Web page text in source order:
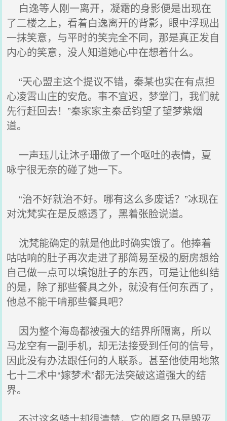
白逸等人刚一离开，凝霜的身影便是出现在
了二楼之上，看着白逸离开的背影，眼中浮现出
一抹笑意，与平时的笑完全不同，那是真正发自
内心的笑意，没人知道她心中在想着什么。
“天心盟主这个提议不错，秦某也实在有点担
心凌霄山庄的安危。事不宜迟，梦掌门，我们就
先行赶回去！”秦家家主秦岳钧望了望梦紫烟
道。
一声珏儿让沐子珊做了一个呕吐的表情，夏
咏宁很无奈的碰了她一下。
“治不好就治不好。哪有这么多废话？”冰现在
对沈梵实在是反感透了，黑着张脸说道。
沈梵能确定的就是他此时确实饿了。他捧着
咕咕响的肚子再次走进了那简易至极的厨房想给
自己做一点可以填饱肚子的东西，可是让他纠结
的是，除了那些餐具之外，就没有任何东西了，
他总不能干啃那些餐具吧？
因为整个海岛都被强大的结界所隔离，所以
马龙空有一副手机，却无法接受到任何的信号，
因此没有办法跟任何的人联系。甚至他使用地煞
七十二术中“嫁梦术”都无法突破这道强大的结
界。